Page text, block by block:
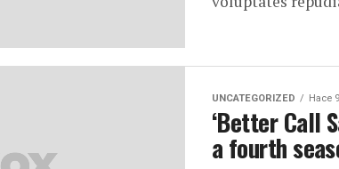
UNCATEGORIZED Hace
‘Better Call
a fourth